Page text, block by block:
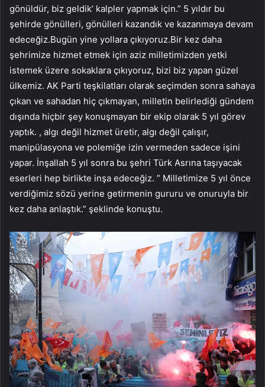
gönüldür, biz geldik’ kalpler yapmak için.” 5 yıldır bu
şehirde gönülleri, gönülleri kazandık ve kazanmaya devam
edeceğiz.Bugün yine yollara çıkıyoruz.Bir kez daha
şehrimize hizmet etmek için aziz milletimizden yetki
istemek üzere sokaklara çıkıyoruz, bizi biz yapan güzel
ülkemiz. AK Parti teşkilatları olarak seçimden sonra sahaya
çıkan ve sahadan hiç çıkmayan, milletin belirlediği gündem
dışında hiçbir şey konuşmayan bir ekip olarak 5 yıl görev
yaptık. , algı değil hizmet üretir, algı değil çalışır,
manipülasyona ve polemiğe izin vermeden sadece işini
yapar. İnşallah 5 yıl sonra bu şehri Türk Asrına taşıyacak
eserleri hep birlikte inşa edeceğiz. ” Milletimize 5 yıl önce
verdiğimiz sözü yerine getirmenin gururu ve onuruyla bir
kez daha anlaştık.” şeklinde konuştu.